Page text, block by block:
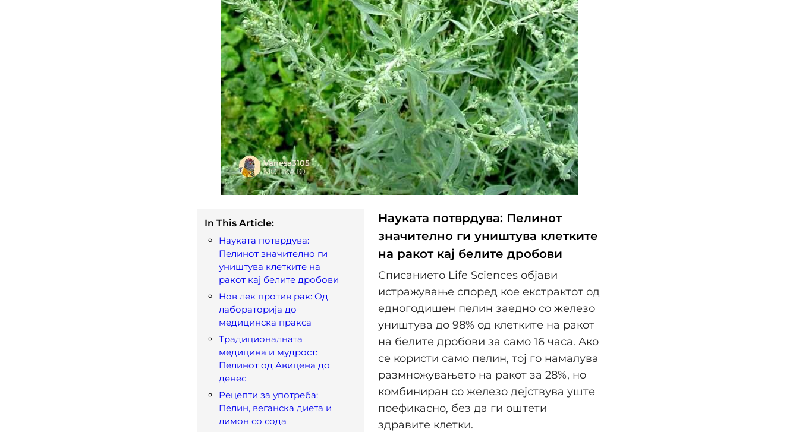
In This Article:
Науката потврдува:
Пелинот значително ги
уништува клетките на
ракот кај белите дробови
Нов лек против рак: Од
лабораторија до
медицинска пракса
Традиционалната
медицина и мудрост:
Пелинот од Авицена до
денес
Рецепти за употреба:
Пелин, веганска диета и
лимон со сода
Науката потврдува: Пелинот
значително ги уништува клетките
на ракот кај белите дробови
Списанието Life Sciences објави
истражување според кое екстрактот од
едногодишен пелин заедно со железо
уништува до 98% од клетките на ракот
на белите дробови за само 16 часа. Ако
се користи само пелин, тој го намалува
размножувањето на ракот за 28%, но
комбиниран со железо дејствува уште
поефикасно, без да ги оштети
здравите клетки.